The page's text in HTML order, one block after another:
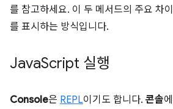
를 참고하세요. 이 두 메서드의 주요 차
를 표시하는 방식입니다.
JavaScript 실행
Console은 REPL이기도 합니다. 콘솔